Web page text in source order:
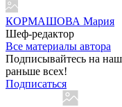
КОРМАШОВА Мария
Шеф-редактор
Все материалы автора
Подписывайтесь на наш
раньше всех!
Подписаться